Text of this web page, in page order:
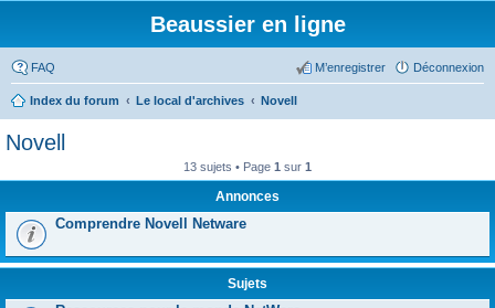
Beaussier en ligne
FAQ Déconnexion
M’enregistrer
Index du forum Le local d'archives Novell
Novell
13 sujets • Page 1 sur 1
Annonces
Comprendre Novell Netware
Sujets